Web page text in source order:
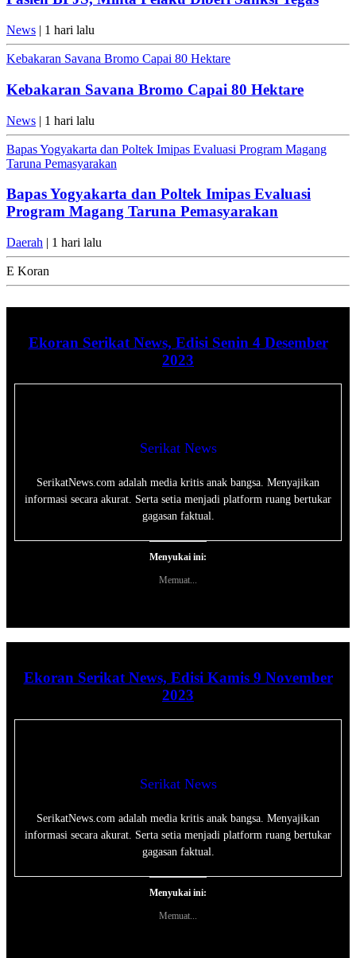
News | 1 hari lalu
Kebakaran Savana Bromo Capai 80 Hektare
Kebakaran Savana Bromo Capai 80 Hektare
News | 1 hari lalu
Bapas Yogyakarta dan Poltek Imipas Evaluasi Program Magang
Taruna Pemasyarakan
Bapas Yogyakarta dan Poltek Imipas Evaluasi
Program Magang Taruna Pemasyarakan
Daerah | 1 hari lalu
E Koran
Ekoran Serikat News, Edisi Senin 4 Desember
2023
Serikat News
SerikatNews.com adalah media kritis anak bangsa. Menyajikan
informasi secara akurat. Serta setia menjadi platform ruang bertukar
gagasan faktual.
Menyukai ini:
Memuat...
Ekoran Serikat News, Edisi Kamis 9 November
2023
Serikat News
SerikatNews.com adalah media kritis anak bangsa. Menyajikan
informasi secara akurat. Serta setia menjadi platform ruang bertukar
gagasan faktual.
Menyukai ini:
Memuat...